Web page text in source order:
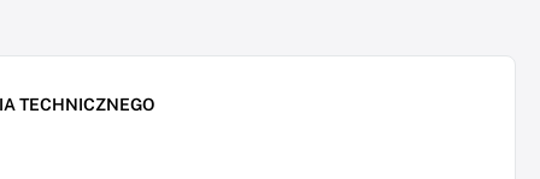
TECHNICZNEGO